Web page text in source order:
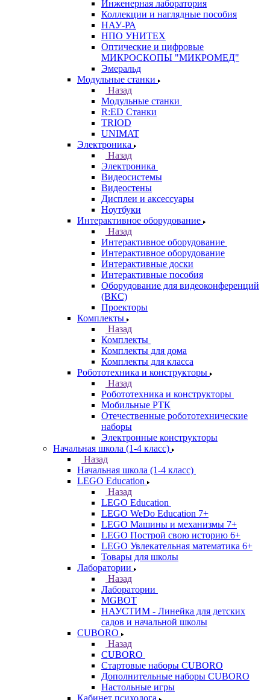
Инженерная лаборатория
Коллекции и наглядные пособия
НАУ-РА
НПО УНИТЕХ
Оптические и цифровые
МИКРОСКОПЫ "МИКРОМЕД"
Эмеральд
Модульные станки
Назад
Модульные станки
R:ED Станки
TRIOD
UNIMAT
Электроника
Назад
Электроника
Видеосистемы
Видеостены
Дисплеи и аксессуары
Ноутбуки
Интерактивное оборудование
Назад
Интерактивное оборудование
Интерактивное оборудование
Интерактивные доски
Интерактивные пособия
Оборудование для видеоконференций
(ВКС)
Проекторы
Комплекты
Назад
Комплекты
Комплекты для дома
Комплекты для класса
Робототехника и конструкторы
Назад
Робототехника и конструкторы
Мобильные РТК
Отечественные робототехнические
наборы
Электронные конструкторы
Начальная школа (1-4 класс)
Назад
Начальная школа (1-4 класс)
LEGO Education
Назад
LEGO Education
LEGO WeDo Education 7+
LEGO Машины и механизмы 7+
LEGO Построй свою историю 6+
LEGO Увлекательная математика 6+
Товары для школы
Лаборатории
Назад
Лаборатории
MGBOT
НАУСТИМ - Линейка для детских
садов и начальной школы
CUBORO
Назад
CUBORO
Стартовые наборы CUBORO
Дополнительные наборы CUBORO
Настольные игры
Кабинет психолога